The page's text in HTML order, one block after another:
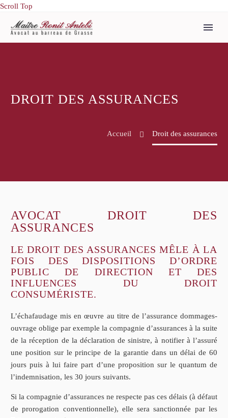
Scroll Top
DROIT DES ASSURANCES
Accueil Droit des assurances
AVOCAT DROIT DES
ASSURANCES
LE DROIT DES ASSURANCES MÊLE À LA
FOIS DES DISPOSITIONS D’ORDRE
PUBLIC DE DIRECTION ET DES
INFLUENCES DU DROIT
CONSUMÉRISTE.
L’échafaudage mis en œuvre au titre de l’assurance dommages-
ouvrage oblige par exemple la compagnie d’assurances à la suite
de la réception de la déclaration de sinistre, à notifier à l’assuré
une position sur le principe de la garantie dans un délai de 60
jours puis à lui faire part d’une proposition sur le quantum de
l’indemnisation, les 30 jours suivants.
Si la compagnie d’assurances ne respecte pas ces délais (à défaut
de prorogation conventionnelle), elle sera sanctionnée par les